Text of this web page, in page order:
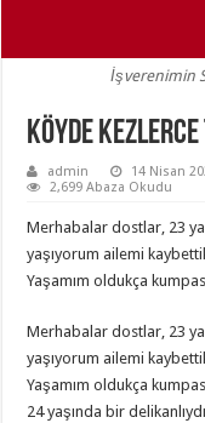
İşverenimin
Köyde Kezlerce
admin 14 Nisan
2,699 Abaza Okudu
Merhabalar dostlar, 23
yaşıyorum ailemi
Yaşamım oldukça
Merhabalar dostlar, 23
yaşıyorum ailemi
Yaşamım oldukça
24 yaşında bir